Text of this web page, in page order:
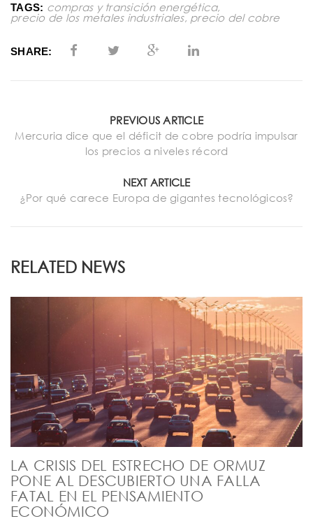
TAGS: compras y transición energética,
precio de los metales industriales, precio del cobre
SHARE:
PREVIOUS ARTICLE
Mercuria dice que el déficit de cobre podría impulsar
los precios a niveles récord
NEXT ARTICLE
¿Por qué carece Europa de gigantes tecnológicos?
RELATED NEWS
LA CRISIS DEL ESTRECHO DE ORMUZ
PONE AL DESCUBIERTO UNA FALLA
FATAL EN EL PENSAMIENTO
ECONÓMICO